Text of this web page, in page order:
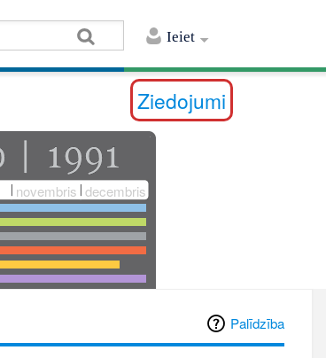
Ieiet
Ziedojumi
novembris decembris
Palīdzība